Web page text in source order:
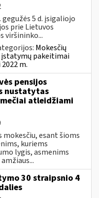
gegužės 5 d. įsigaliojo
prie Lietuvos
viršininko...
Mokesčių
įstatymų pakeitimai
m.
pensijos
nustatytas
atleidžiami
esant šioms
kuriems
lygis, asmenims
30 straipsnio 4